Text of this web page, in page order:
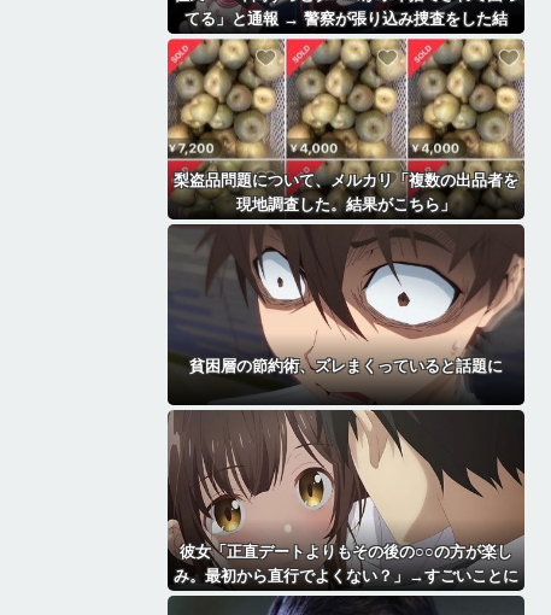
てる」と通報 → 警察が張り込み捜査をした結
果、衝撃の展開に・・・
梨盗品問題について、メルカリ「複数の出品者を
現地調査した。結果がこちら」
貧困層の節約術、ズレまくっていると話題に
彼女「正直デートよりもその後の○○の方が楽し
み。最初から直行でよくない？」→すごいことに
なる・・・・・・